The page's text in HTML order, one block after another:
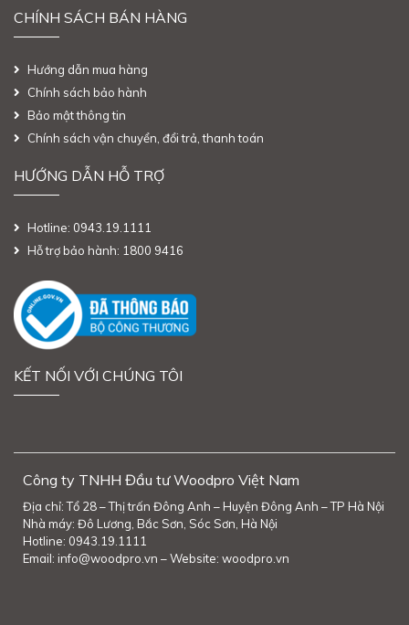
CHÍNH SÁCH BÁN HÀNG
Hướng dẫn mua hàng
Chính sách bảo hành
Bảo mật thông tin
Chính sách vận chuyển, đổi trả, thanh toán
HƯỚNG DẪN HỖ TRỢ
Hotline: 0943.19.1111
Hỗ trợ bảo hành: 1800 9416
KẾT NỐI VỚI CHÚNG TÔI
Công ty TNHH Đầu tư Woodpro Việt Nam
Địa chỉ: Tổ 28 – Thị trấn Đông Anh – Huyện Đông Anh – TP Hà Nội
Nhà máy: Đô Lương, Bắc Sơn, Sóc Sơn, Hà Nội
Hotline: 0943.19.1111
Email: info@woodpro.vn – Website: woodpro.vn